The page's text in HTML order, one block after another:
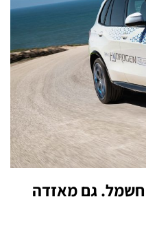
חשמל. גם מאזדה